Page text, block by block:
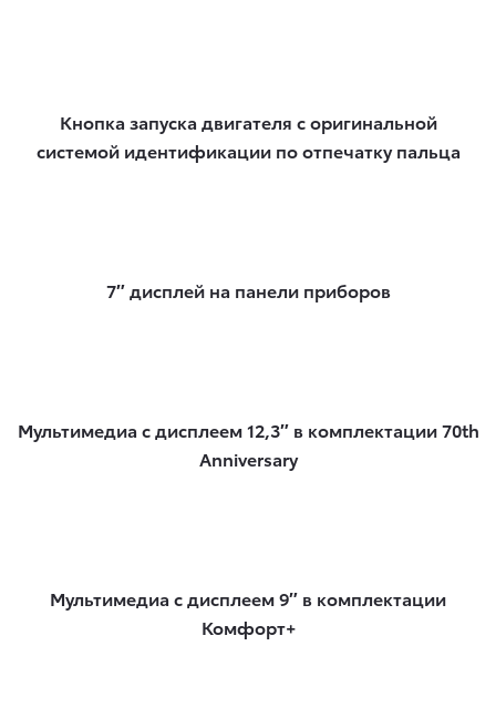
Кнопка запуска двигателя с оригинальной
системой идентификации по отпечатку пальца
7″ дисплей на панели приборов
Мультимедиа с дисплеем 12,3″ в комплектации 70th
Anniversary
Мультимедиа с дисплеем 9″ в комплектации
Комфорт+